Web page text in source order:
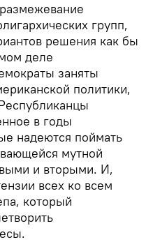
групп,
решения как бы
деле
заняты
политики,
в годы
надеются поймать
мутной
и вторыми. И,
всех ко всем
который